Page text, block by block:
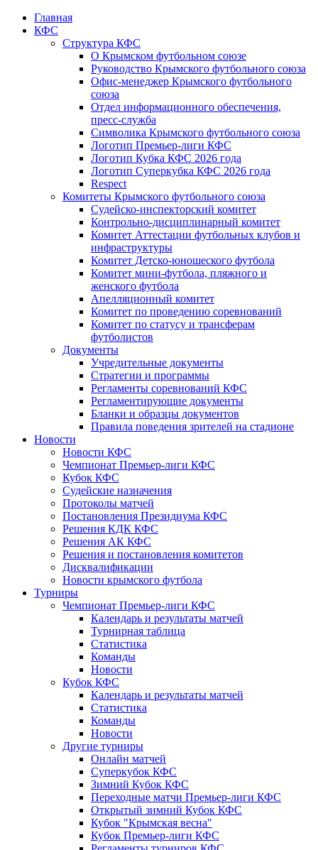
Главная
КФС
Структура КФС
О Крымском футбольном союзе
Руководство Крымского футбольного союза
Офис-менеджер Крымского футбольного
союза
Отдел информационного обеспечения,
пресс-служба
Символика Крымского футбольного союза
Логотип Премьер-лиги КФС
Логотип Кубка КФС 2026 года
Логотип Суперкубка КФС 2026 года
Respect
Комитеты Крымского футбольного союза
Судейско-инспекторский комитет
Контрольно-дисциплинарный комитет
Комитет Аттестации футбольных клубов и
инфраструктуры
Комитет Детско-юношеского футбола
Комитет мини-футбола, пляжного и
женского футбола
Апелляционный комитет
Комитет по проведению соревнований
Комитет по статусу и трансферам
футболистов
Документы
Учредительные документы
Стратегии и программы
Регламенты соревнований КФС
Регламентирующие документы
Бланки и образцы документов
Правила поведения зрителей на стадионе
Новости
Новости КФС
Чемпионат Премьер-лиги КФС
Кубок КФС
Судейские назначения
Протоколы матчей
Постановления Президиума КФС
Решения КДК КФС
Решения АК КФС
Решения и постановления комитетов
Дисквалификации
Новости крымского футбола
Турниры
Чемпионат Премьер-лиги КФС
Календарь и результаты матчей
Турнирная таблица
Статистика
Команды
Новости
Кубок КФС
Календарь и результаты матчей
Статистика
Команды
Новости
Другие турниры
Онлайн матчей
Суперкубок КФС
Зимний Кубок КФС
Переходные матчи Премьер-лиги КФС
Открытый зимний Кубок КФС
Кубок "Крымская весна"
Кубок Премьер-лиги КФС